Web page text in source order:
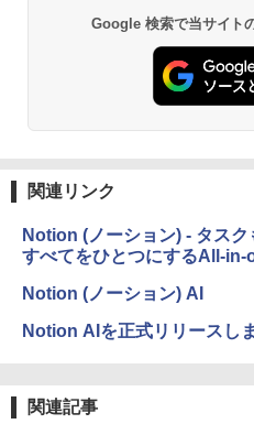
非エンジ
方 マニュ
にもKindle
めのAIコー
出す プロ
ズ (はぴー
￥480
￥27,980
Amazon
ンチディ
Amazon
ージ、防
イ、色調
テリー、
売)
Google 検索で当サイト
関連リンク
Notion (ノーション) - タスク
すべてをひとつにするAll-
Notion (ノーション) AI
Notion AIを正式リリースし
関連記事